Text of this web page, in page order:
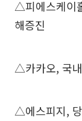
△피에스케이
해증진
△카카오, 국
△에스피지,